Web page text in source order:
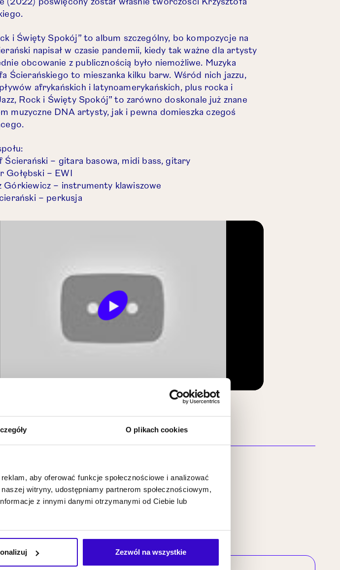
O plikach cookies
aby oferować funkcje społecznościowe i analizować
witryny, udostępniamy partnerom społecznościowym,
z innymi danymi otrzymanymi od Ciebie lub
Zezwól na wszystkie
(2022) poświęcony został właśnie twórczości Krzysztofa
i Święty Spokój” to album szczególny, bo kompozycje na
napisał w czasie pandemii, kiedy tak ważne dla artysty
obcowanie z publicznością było niemożliwe. Muzyka
Ścierańskiego to mieszanka kilku barw. Wśród nich jazzu,
afrykańskich i latynoamerykańskich, plus rocka i
Rock i Święty Spokój” to zarówno doskonale już znane
muzyczne DNA artysty, jak i pewna domieszka czegoś
u:
Ścierański – gitara basowa, midi bass, gitary
Gołębski – EWI
Górkiewicz – instrumenty klawiszowe
– perkusja
Mute Settings
Play